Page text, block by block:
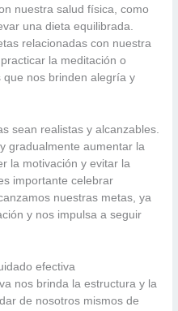
nuestra salud física, como
una dieta equilibrada.
relacionadas con nuestra
la meditación o
nos brinden alegría y
sean realistas y alcanzables.
gradualmente aumentar la
la motivación y evitar la
importante celebrar
nuestras metas, ya
y nos impulsa a seguir
efectiva
nos brinda la estructura y la
de nosotros mismos de